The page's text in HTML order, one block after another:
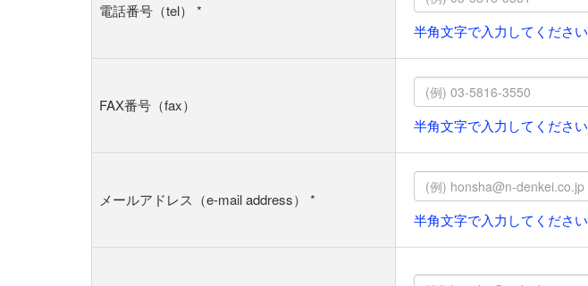
電話番号（tel） *
半角文字で入力してください
FAX番号（fax）
半角文字で入力してください
メールアドレス（e-mail address） *
半角文字で入力してください